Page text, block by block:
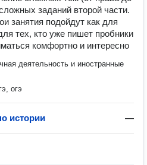
заданий второй части.
занятия подойдут как для
тех, кто уже пишет пробники
комфортно и интересно
деятельность и иностранные
огэ
истории —